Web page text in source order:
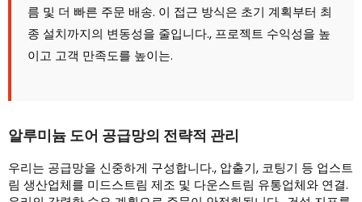
름 및 더 빠른 주문 배송. 이 접근 방식은 초기 계획부터 최
종 설치까지의 변동성을 줄입니다., 프로젝트 수익성을 높
이고 고객 만족도를 높이는.
알루미늄 도어 공급망의 전략적 관리
우리는 공급망을 신중하게 구성합니다., 압출기, 코팅기 등 업스트
림 생산업체를 미드스트림 제조 및 다운스트림 유통업체와 연결.